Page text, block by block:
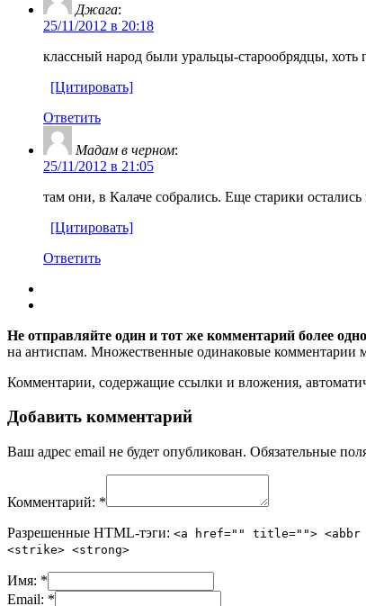
Джага:
25/11/2012 в 20:18
классный народ были уральцы-старообрядцы,
[Цитировать]
Ответить
Мадам в черном:
25/11/2012 в 21:05
там они, в Калаче собрались. Еще старики
[Цитировать]
Ответить
Не отправляйте один и тот же комментарий более
на антиспам. Множественные одинаковые комментарии
Комментарии, содержащие ссылки и вложения,
Добавить комментарий
Ваш адрес email не будет опубликован. Обязательные
Комментарий: *
Разрешенные HTML-тэги: <a href="" title=""> <abbr
<strike> <strong>
Имя: *
Email: *